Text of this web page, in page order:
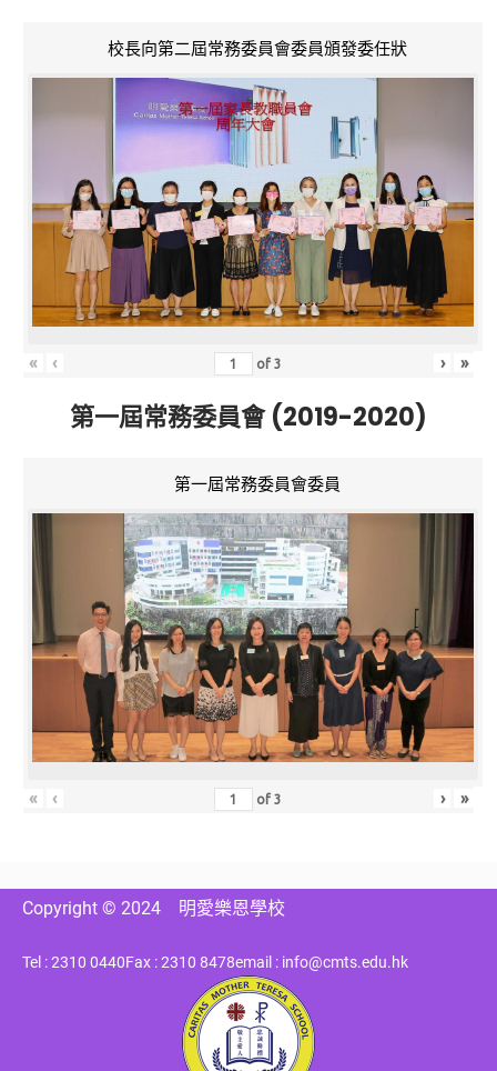
校長向第二屆常務委員會委員頒發委任狀
« ‹ of3 › »
第一屆常務委員會 (2019-2020)
第一屆常務委員會委員
« ‹ of3 › »
Copyright © 2024 明愛樂恩學校
Tel : 2310 0440Fax : 2310 8478email : info@cmts.edu.hk